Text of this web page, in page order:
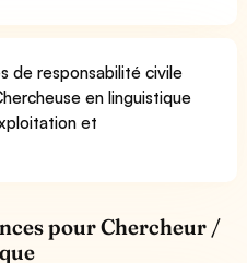
de responsabilité civile
en linguistique
et
pour Chercheur /